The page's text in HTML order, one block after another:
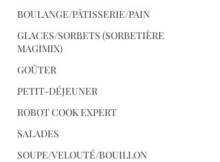
BOULANGE/PÂTISSERIE/PAIN
GLACES/SORBETS (SORBETIÈRE
MAGIMIX)
GOÛTER
PETIT-DÉJEUNER
ROBOT COOK EXPERT
SALADES
SOUPE/VELOUTÉ/BOUILLON